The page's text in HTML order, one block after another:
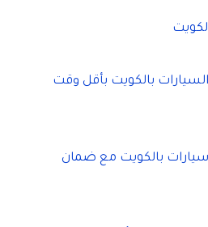
بالكويت بأقل وقت
بالكويت مع ضمان